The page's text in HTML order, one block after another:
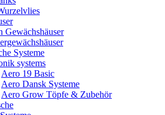
Gewächshäuser
Systeme
systems
Aero 19 Basic
Aero Dansk Systeme
Aero Grow Töpfe & Zubehör